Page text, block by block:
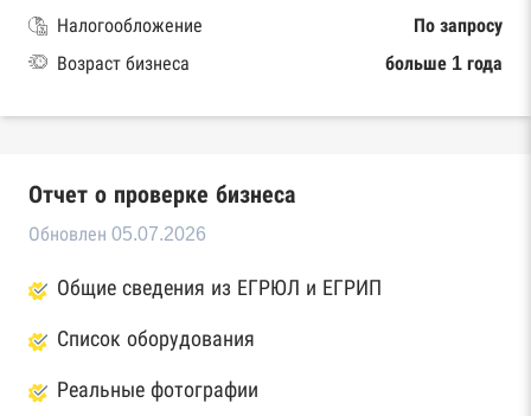
Налогообложение
По запросу
Возраст бизнеса
больше 1 года
Отчет о проверке бизнеса
Обновлен 05.07.2026
Общие сведения из ЕГРЮЛ и ЕГРИП
Список оборудования
Реальные фотографии